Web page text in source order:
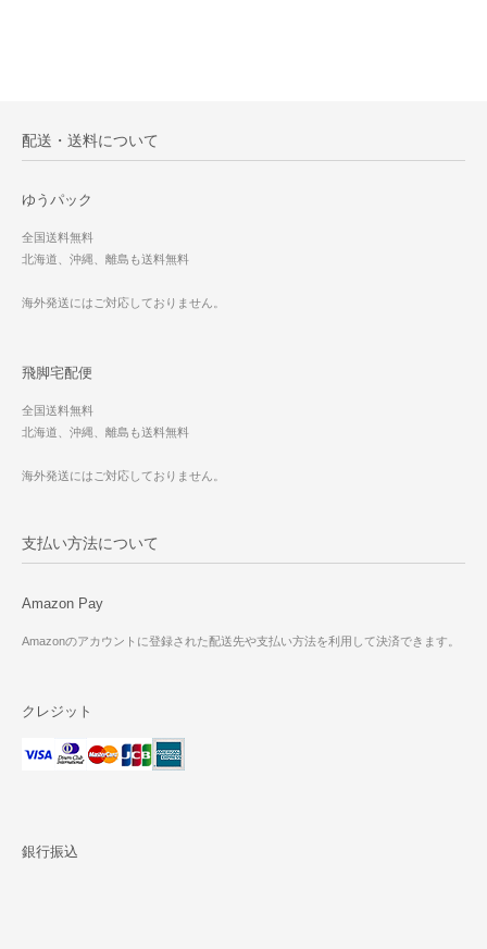
配送・送料について
ゆうパック
全国送料無料
北海道、沖縄、離島も送料無料
海外発送にはご対応しておりません。
飛脚宅配便
全国送料無料
北海道、沖縄、離島も送料無料
海外発送にはご対応しておりません。
支払い方法について
Amazon Pay
Amazonのアカウントに登録された配送先や支払い方法を利用して決済できます。
クレジット
銀行振込